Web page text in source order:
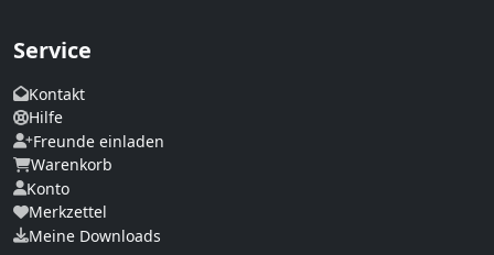
Service
Kontakt
Hilfe
Freunde einladen
Warenkorb
Konto
Merkzettel
Meine Downloads